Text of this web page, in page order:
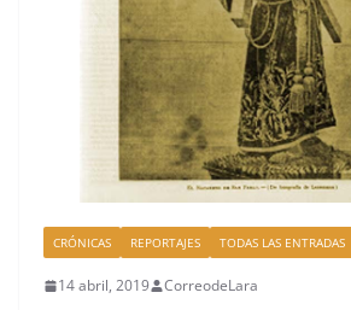
CRÓNICAS REPORTAJES TODAS LAS ENTRADAS
14 abril, 2019 CorreodeLara